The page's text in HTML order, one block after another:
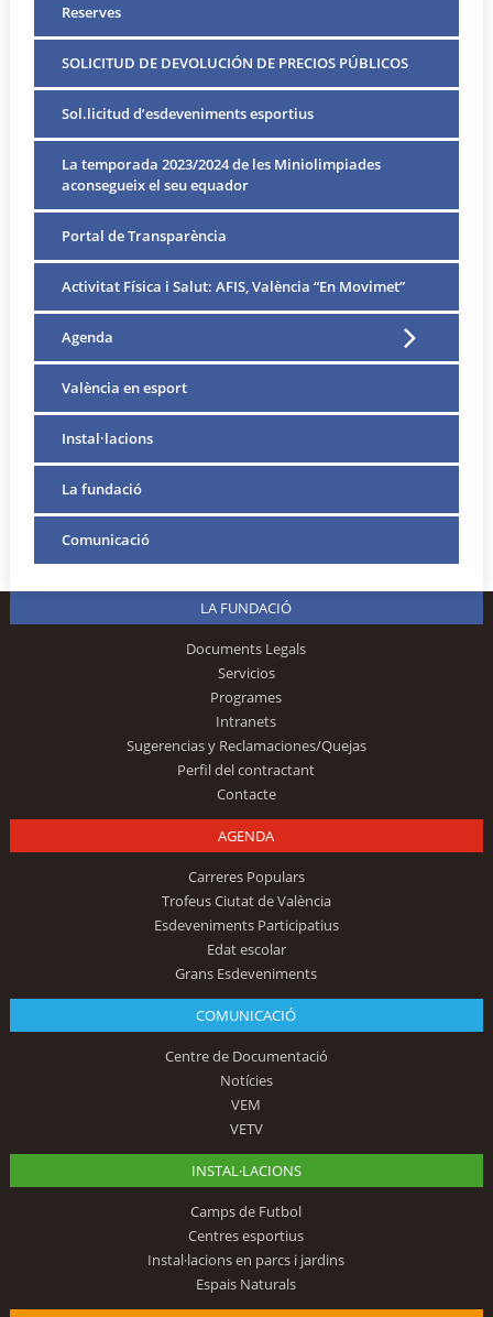
Reserves
SOLICITUD DE DEVOLUCIÓN DE PRECIOS PÚBLICOS
Sol.licitud d’esdeveniments esportius
La temporada 2023/2024 de les Miniolimpiades
aconsegueix el seu equador
Portal de Transparència
Activitat Física i Salut: AFIS, València “En Movimet”
Agenda
València en esport
Instal·lacions
La fundació
Comunicació
LA FUNDACIÓ
Documents Legals
Servicios
Programes
Intranets
Sugerencias y Reclamaciones/Quejas
Perfil del contractant
Contacte
AGENDA
Carreres Populars
Trofeus Ciutat de València
Esdeveniments Participatius
Edat escolar
Grans Esdeveniments
COMUNICACIÓ
Centre de Documentació
Notícies
VEM
VETV
INSTAL·LACIONS
Camps de Futbol
Centres esportius
Instal·lacions en parcs i jardins
Espais Naturals